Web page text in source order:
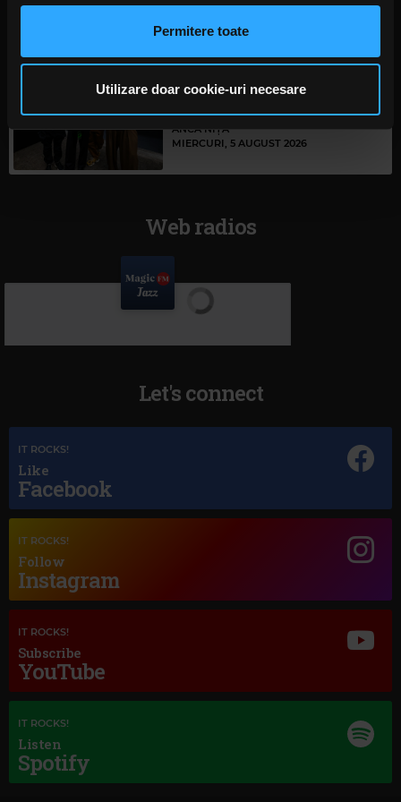
a analiza traficul. De asemenea, le oferim partenerilor de
privire la modul în care folosiți site-ul nostru. Aceștia le
pot combina cu alte informații oferite de dvs. sau culese
în urma folosirii serviciilor lor. În cazul în care alegeți să
continuați să utilizați website-ul nostru, sunteți de acord
cu utilizarea modulelor noastre cookie.
Permitere toate
Utilizare doar cookie-uri necesare
Povestea revenirii trupei Linkin
Park, prezentată în noul
documentar „Unshatter”
ANCA NIȚĂ
MIERCURI, 5 AUGUST 2026
Web radios
Let's connect
IT ROCKS!
Like
Facebook
IT ROCKS!
Follow
Instagram
IT ROCKS!
Subscribe
YouTube
IT ROCKS!
Listen
Spotify